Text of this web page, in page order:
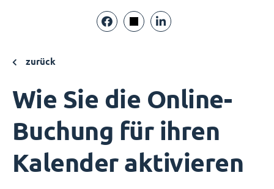
zurück
Wie Sie die Online-
Buchung für ihren
Kalender aktivieren